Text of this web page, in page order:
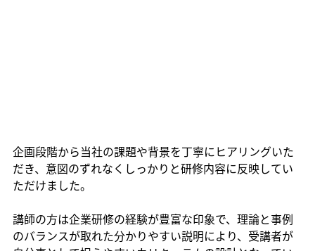
企画段階から当社の課題や背景を丁寧にヒアリングいた
だき、意図のずれなくしっかりと研修内容に反映してい
ただけました。
講師の方は企業研修の経験が豊富な印象で、理論と事例
のバランスが取れた分かりやすい説明により、受講者が